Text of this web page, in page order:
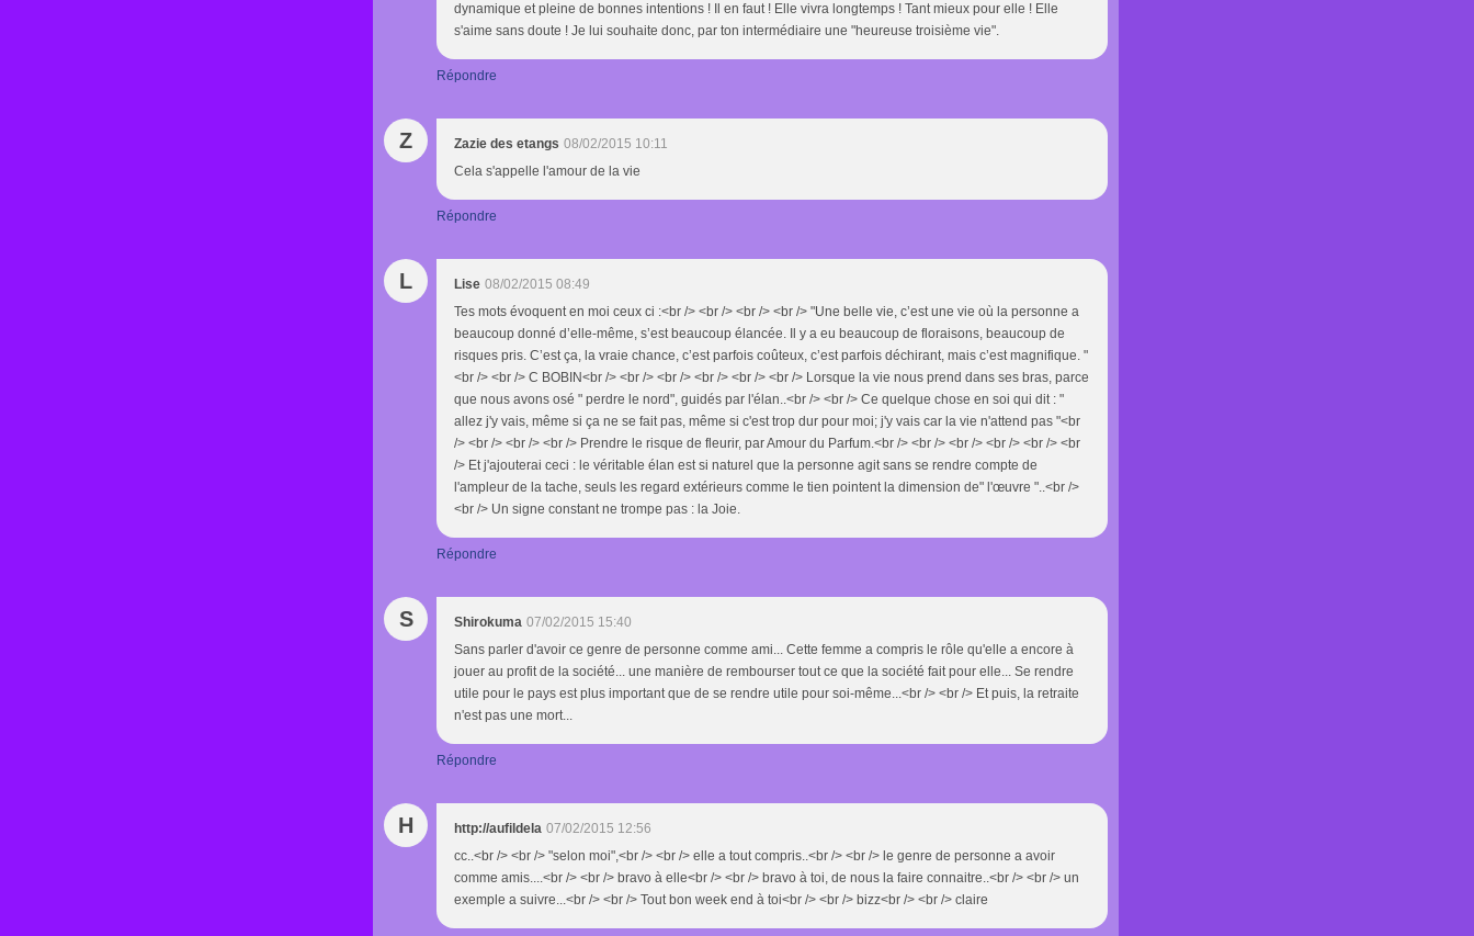
dynamique et pleine de bonnes intentions ! Il en faut ! Elle vivra longtemps ! Tant mieux pour elle ! Elle
s'aime sans doute ! Je lui souhaite donc, par ton intermédiaire une "heureuse troisième vie".
Répondre
Z Zazie des etangs 08/02/2015 10:11
Cela s'appelle l'amour de la vie
Répondre
L Lise 08/02/2015 08:49
Tes mots évoquent en moi ceux ci :<br /> <br /> <br /> <br /> "Une belle vie, c’est une vie où la personne a
beaucoup donné d’elle-même, s’est beaucoup élancée. Il y a eu beaucoup de floraisons, beaucoup de
risques pris. C’est ça, la vraie chance, c’est parfois coûteux, c’est parfois déchirant, mais c’est magnifique. "
<br /> <br /> C BOBIN<br /> <br /> <br /> <br /> <br /> <br /> Lorsque la vie nous prend dans ses bras, parce
que nous avons osé " perdre le nord", guidés par l'élan..<br /> <br /> Ce quelque chose en soi qui dit : "
allez j'y vais, même si ça ne se fait pas, même si c'est trop dur pour moi; j'y vais car la vie n'attend pas "<br
/> <br /> <br /> <br /> Prendre le risque de fleurir, par Amour du Parfum.<br /> <br /> <br /> <br /> <br /> <br
/> Et j'ajouterai ceci : le véritable élan est si naturel que la personne agit sans se rendre compte de
l'ampleur de la tache, seuls les regard extérieurs comme le tien pointent la dimension de" l'œuvre "..<br />
<br /> Un signe constant ne trompe pas : la Joie.
Répondre
S Shirokuma 07/02/2015 15:40
Sans parler d'avoir ce genre de personne comme ami... Cette femme a compris le rôle qu'elle a encore à
jouer au profit de la société... une manière de rembourser tout ce que la société fait pour elle... Se rendre
utile pour le pays est plus important que de se rendre utile pour soi-même...<br /> <br /> Et puis, la retraite
n'est pas une mort...
Répondre
H http://aufildela 07/02/2015 12:56
cc..<br /> <br /> "selon moi",<br /> <br /> elle a tout compris..<br /> <br /> le genre de personne a avoir
comme amis....<br /> <br /> bravo à elle<br /> <br /> bravo à toi, de nous la faire connaitre..<br /> <br /> un
exemple a suivre...<br /> <br /> Tout bon week end à toi<br /> <br /> bizz<br /> <br /> claire